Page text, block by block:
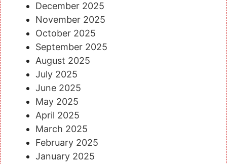
December 2025
November 2025
October 2025
September 2025
August 2025
July 2025
June 2025
May 2025
April 2025
March 2025
February 2025
January 2025